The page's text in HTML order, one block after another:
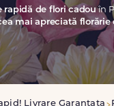
rapidă de flori cadouîn
mai apreciată florărie
Livrare Garantata